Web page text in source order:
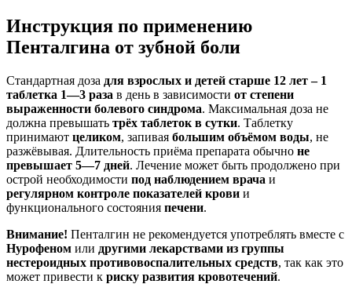
Инструкция по применению
Пенталгина от зубной боли
Стандартная доза для взрослых и детей старше 12 лет – 1
таблетка 1—3 раза в день в зависимости от степени
выраженности болевого синдрома. Максимальная доза не
должна превышать трёх таблеток в сутки. Таблетку
принимают целиком, запивая большим объёмом воды, не
разжёвывая. Длительность приёма препарата обычно не
превышает 5—7 дней. Лечение может быть продолжено при
острой необходимости под наблюдением врача и
регулярном контроле показателей крови и
функционального состояния печени.
Внимание! Пенталгин не рекомендуется употреблять вместе с
Нурофеном или другими лекарствами из группы
нестероидных противовоспалительных средств, так как это
может привести к риску развития кровотечений.